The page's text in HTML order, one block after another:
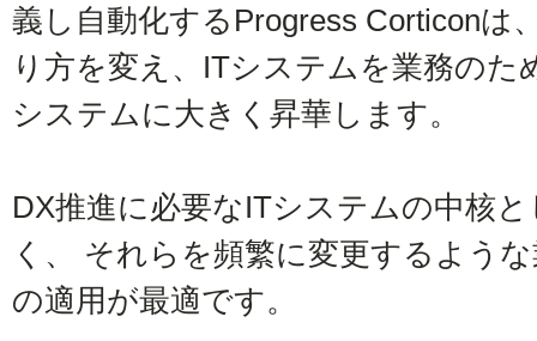
義し自動化するProgress Corticonは
り方を変え、ITシステムを業務の
システムに大きく昇華します。
DX推進に必要なITシステムの中核
く、 それらを頻繁に変更するよう
の適用が最適です。